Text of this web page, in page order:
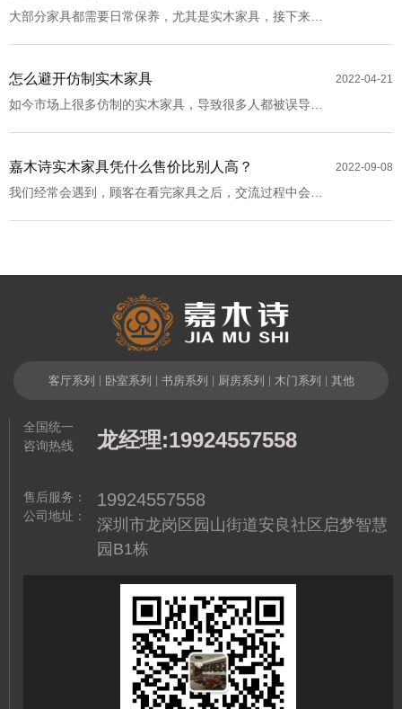
大部分家具都需要日常保养，尤其是实木家具，接下来就
2022-04-21
怎么避开仿制实木家具
如今市场上很多仿制的实木家具，导致很多人都被误导
2022-09-08
嘉木诗实木家具凭什么售价比别人高？
我们经常会遇到，顾客在看完家具之后，交流过程中会提
客厅系列 | 卧室系列 | 书房系列 | 厨房系列 | 木门系列 | 其他
全国统一
咨询热线
售后服务：
公司地址：
龙经理:19924557558
19924557558
深圳市龙岗区园山街道安良社区启梦智慧
园B1栋